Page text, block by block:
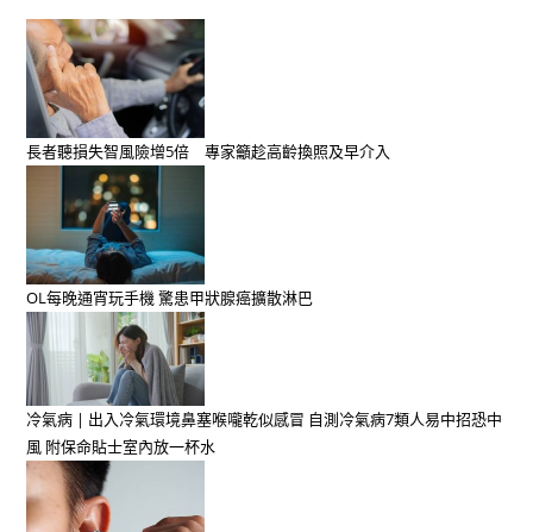
長者聽損失智風險增5倍 專家籲趁高齡換照及早介入
OL每晚通宵玩手機 驚患甲狀腺癌擴散淋巴
冷氣病 | 出入冷氣環境鼻塞喉嚨乾似感冒 自測冷氣病7類人易中招恐中
風 附保命貼士室內放一杯水